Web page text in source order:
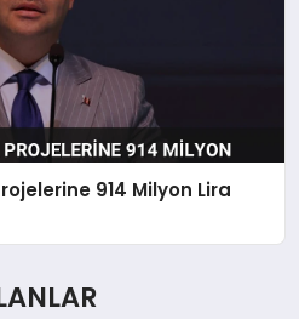
914 Milyon Lira